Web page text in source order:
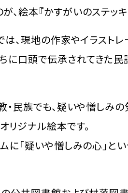
絵本『かすがいのステッキ
は、現地の作家やイラス
に口頭で伝承されてきた
・民族でも、疑いや憎しみ
リジナル絵本です。
に「疑いや憎しみの心」と